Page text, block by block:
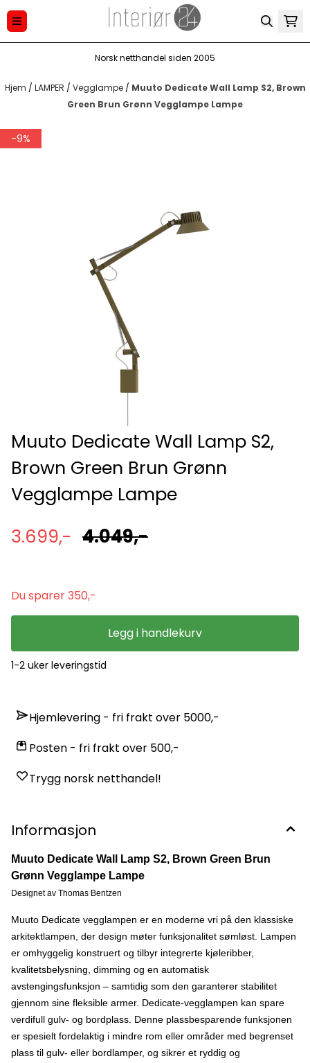
Hopp til innhold
Norsk netthandel siden 2005
Hjem / LAMPER / Vegglampe / Muuto Dedicate Wall Lamp S2, Brown
Green Brun Grønn Vegglampe Lampe
-9%
Muuto Dedicate Wall Lamp S2,
Brown Green Brun Grønn
Vegglampe Lampe
3.699,- 4.049,-
Du sparer 350,-
Legg i handlekurv
1-2 uker leveringstid
Hjemlevering - fri frakt over 5000,-
Posten - fri frakt over 500,-
Trygg norsk netthandel!
Informasjon
Muuto Dedicate Wall Lamp S2, Brown Green Brun
Grønn Vegglampe Lampe
Designet av Thomas Bentzen
Muuto Dedicate vegglampen er en moderne vri på den klassiske
arkitektlampen, der design møter funksjonalitet sømløst. Lampen
er omhyggelig konstruert og tilbyr integrerte kjøleribber,
kvalitetsbelysning, dimming og en automatisk
avstengingsfunksjon – samtidig som den garanterer stabilitet
gjennom sine fleksible armer. Dedicate-vegglampen kan spare
verdifull gulv- og bordplass. Denne plassbesparende funksjonen
er spesielt fordelaktig i mindre rom eller områder med begrenset
plass til gulv- eller bordlamper, og sikrer et ryddig og